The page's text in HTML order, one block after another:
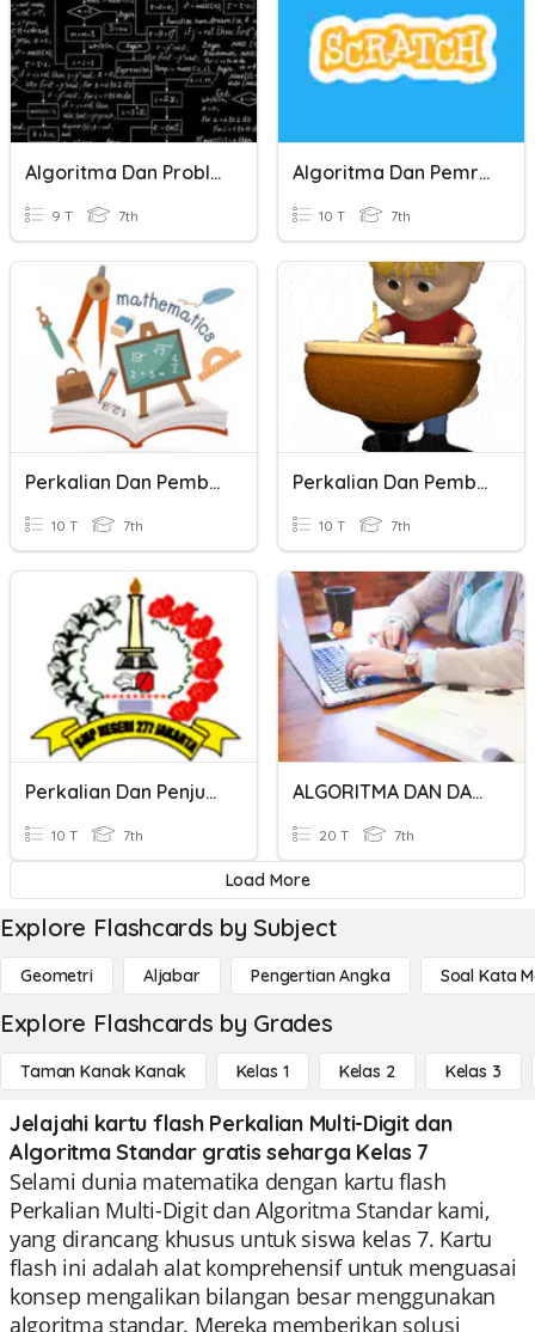
Algoritma Dan Problem Solving
9 T 7th
Algoritma Dan Pemrograman Scartch
10 T 7th
Perkalian Dan Pembagian Bilangan Pecahan
10 T 7th
Perkalian Dan Pembagian PLSV
10 T 7th
Perkalian Dan Penjumlahan Suku
10 T 7th
ALGORITMA DAN DAMPAK SOSIAL INFORMATIKA
20 T 7th
Load More
Explore Flashcards by Subject
Geometri Aljabar Pengertian Angka Soal Kata
Explore Flashcards by Grades
Taman Kanak Kanak Kelas 1 Kelas 2 Kelas 3
Jelajahi kartu flash Perkalian Multi-Digit dan
Algoritma Standar gratis seharga Kelas 7
Selami dunia matematika dengan kartu flash
Perkalian Multi-Digit dan Algoritma Standar kami,
yang dirancang khusus untuk siswa kelas 7. Kartu
flash ini adalah alat komprehensif untuk menguasai
konsep mengalikan bilangan besar menggunakan
algoritma standar. Mereka memberikan solusi